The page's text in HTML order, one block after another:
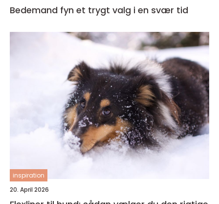
Bedemand fyn et trygt valg i en svær tid
inspiration
20. April 2026